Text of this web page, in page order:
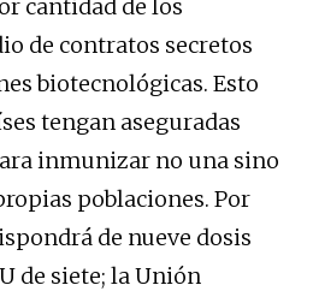
cantidad de los
de contratos secretos
biotecnológicas. Esto
tengan aseguradas
inmunizar no una sino
poblaciones. Por
de nueve dosis
de siete; la Unión